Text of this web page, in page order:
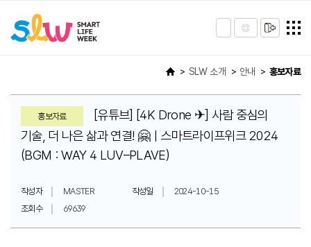
SLW 소개 안내 홍보자료
홍보자료
[유튜브] [4K Drone ✈] 사람 중심의
기술, 더 나은 삶과 연결! 🤗ㅣ스마트라이프위크 2024
(BGM : WAY 4 LUV–PLAVE)
작성자 MASTER 작성일
2024-10-15
조회수
69639